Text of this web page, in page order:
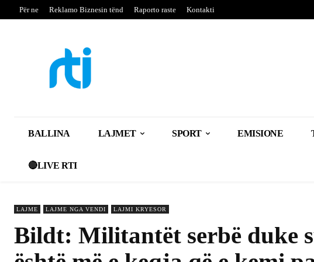
Për ne Reklamo Biznesin tënd Raporto raste Kontakti
BALLINA LAJMET SPORT EMISIONE
🔴LIVE RTI
LAJME LAJME NGA VENDI LAJMI KRYESOR
Bildt: Militantët serbë duke